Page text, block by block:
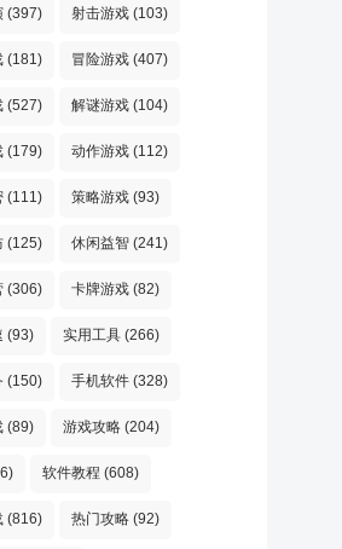
(397) 射击游戏 (103)
(181) 冒险游戏 (407)
(527) 解谜游戏 (104)
(179) 动作游戏 (112)
(111) 策略游戏 (93)
(125) 休闲益智 (241)
(306) 卡牌游戏 (82)
(93) 实用工具 (266)
(150) 手机软件 (328)
(89) 游戏攻略 (204)
软件教程 (608)
(816) 热门攻略 (92)